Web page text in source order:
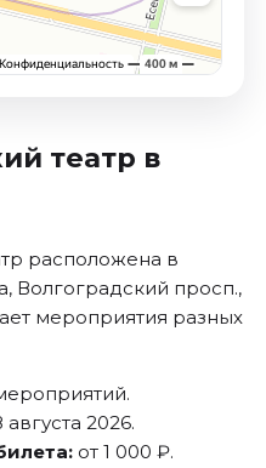
театр в
расположена в
Волгоградский просп.,
мероприятия разных
2026.
от 1 000 ₽.